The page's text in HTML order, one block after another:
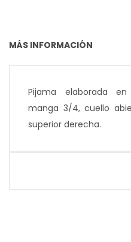
MÁS INFORMACIÓN
Pijama elaborada
manga 3/4, cuello
superior derecha.